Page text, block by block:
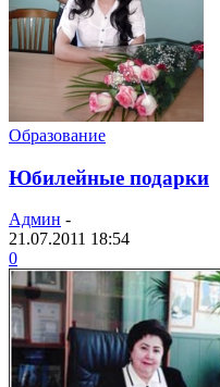
Образование
Юбилейные подарки
Админ -
21.07.2011 18:54
0